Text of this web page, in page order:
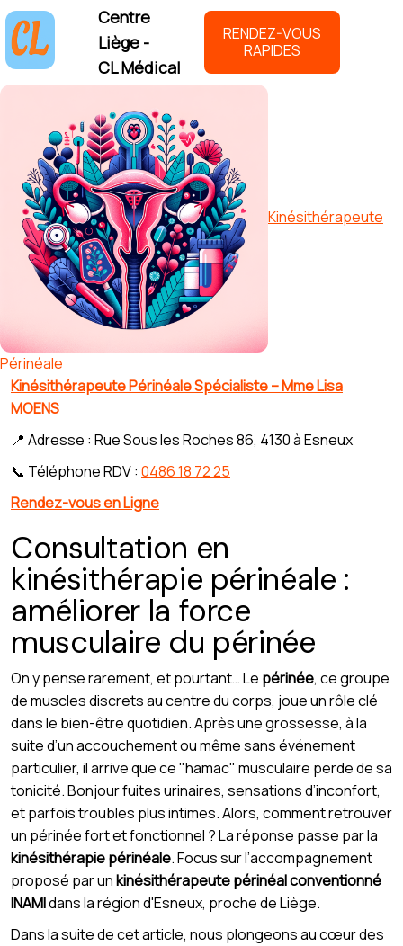
Centre
Liège -
CL Médical
RENDEZ-VOUS
RAPIDES
Kinésithérapeute
Périnéale
Kinésithérapeute Périnéale Spécialiste – Mme Lisa
MOENS
📍 Adresse : Rue Sous les Roches 86, 4130 à Esneux
📞 Téléphone RDV : 0486 18 72 25
Rendez-vous en Ligne
Consultation en
kinésithérapie périnéale :
améliorer la force
musculaire du périnée
On y pense rarement, et pourtant… Le périnée, ce groupe
de muscles discrets au centre du corps, joue un rôle clé
dans le bien-être quotidien. Après une grossesse, à la
suite d’un accouchement ou même sans événement
particulier, il arrive que ce "hamac" musculaire perde de sa
tonicité. Bonjour fuites urinaires, sensations d’inconfort,
et parfois troubles plus intimes. Alors, comment retrouver
un périnée fort et fonctionnel ? La réponse passe par la
kinésithérapie périnéale. Focus sur l’accompagnement
proposé par unkinésithérapeute périnéal conventionné
INAMIdans la région d'Esneux, proche de Liège.
Dans la suite de cet article, nous plongeons au cœur des